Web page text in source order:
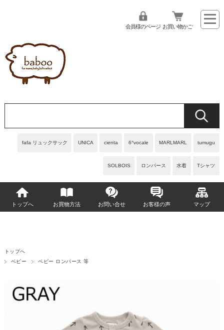
fafa リュックサック UNICA cienta 6°vocale MARLMARL tumugu
SOLBOIS ロンパース 水着 Tシャツ
会員様のページ お買い物かご
トップへ お買物方法 お問い合せ お客様の声 マップ
トップへ
ベビー
ベビー ロンパース 等